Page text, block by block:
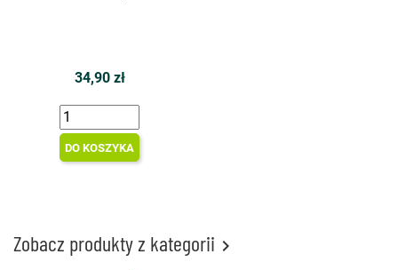
34,90 zł
DO KOSZYKA
Zobacz produkty z kategorii 